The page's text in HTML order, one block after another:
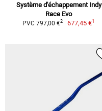
Système d'échappement Indy
Race Evo
PVC 797,00 €2 677,45 €1